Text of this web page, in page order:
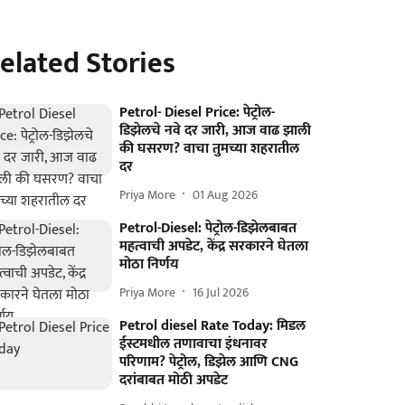
Stories
Petrol- Diesel Price: पेट्रोल-
डिझेलचे नवे दर जारी, आज वाढ झाली
की घसरण? वाचा तुमच्या शहरातील
दर
Priya More 01 Aug 2026
Petrol-Diesel: पेट्रोल-डिझेलबाबत
महत्वाची अपडेट, केंद्र सरकारने घेतला
मोठा निर्णय
Priya More 16 Jul 2026
Petrol diesel Rate Today: मिडल
ईस्टमधील तणावाचा इंधनावर
परिणाम? पेट्रोल, डिझेल आणि CNG
दरांबाबत मोठी अपडेट